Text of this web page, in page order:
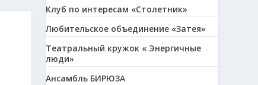
Клуб по интересам «Столетник»
Любительское объединение «Затея»
Театральный кружок « Энергичные
люди»
Ансамбль БИРЮЗА